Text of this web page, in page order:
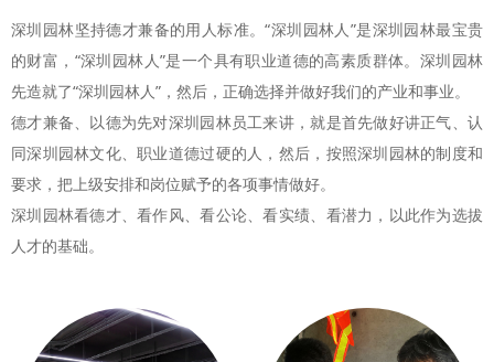
深圳园林坚持德才兼备的用人标准。“深圳园林人”是深圳园林最宝贵
的财富，“深圳园林人”是一个具有职业道德的高素质群体。深圳园林
先造就了“深圳园林人”，然后，正确选择并做好我们的产业和事业。
德才兼备、以德为先对深圳园林员工来讲，就是首先做好讲正气、认
同深圳园林文化、职业道德过硬的人，然后，按照深圳园林的制度和
要求，把上级安排和岗位赋予的各项事情做好。
深圳园林看德才、看作风、看公论、看实绩、看潜力，以此作为选拔
人才的基础。